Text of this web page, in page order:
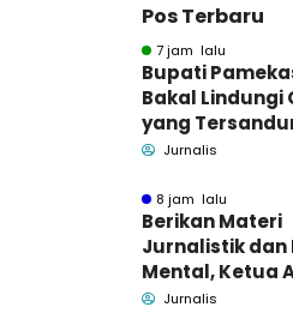
Pos Terbaru
7 jam lalu
Bupati
Bakal Lindungi
yang
Dugaan Korupsi
Jurnalis
8 jam lalu
Berikan Materi
Jurnalistik dan
Mental, Ketua
Bakar
Jurnalis